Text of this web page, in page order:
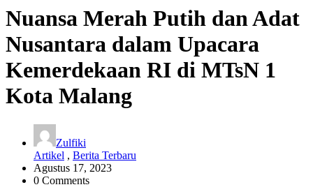
Nuansa Merah Putih dan Adat
Nusantara dalam Upacara
Kemerdekaan RI di MTsN 1
Kota Malang
Zulfiki
Artikel , Berita Terbaru
Agustus 17, 2023
0 Comments